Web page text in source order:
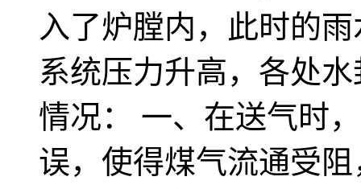
入了炉膛内，此时的
系统压力升高，各处
情况： 一、在送气时
误，使得煤气流通受